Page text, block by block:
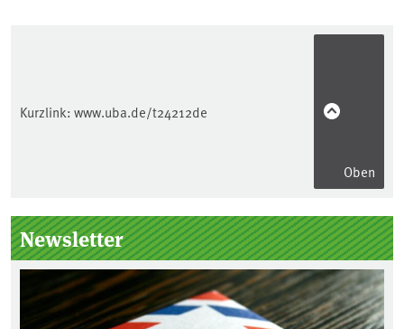
Kurzlink: www.uba.de/t24212de
Oben
Seitenleiste
Newsletter